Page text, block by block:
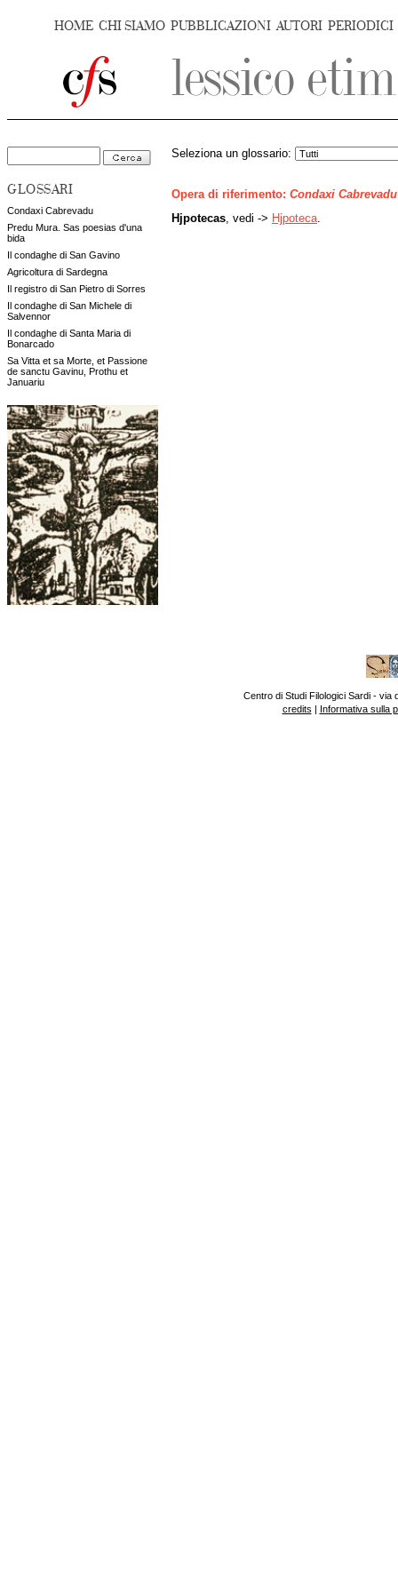
HOME CHI SIAMO PUBBLICAZIONI AUTORI PERIODICI
GLOSSARI
Condaxi Cabrevadu
Predu Mura. Sas poesias d'una
bida
Il condaghe di San Gavino
Agricoltura di Sardegna
Il registro di San Pietro di Sorres
Il condaghe di San Michele di
Salvennor
Il condaghe di Santa Maria di
Bonarcado
Sa Vitta et sa Morte, et Passione
de sanctu Gavinu, Prothu et
Januariu
Seleziona un glossario:
Opera di riferimento: Condaxi Cabrevadu
Hjpotecas , vedi -> Hjpoteca
Centro di Studi Filologici Sardi - via
credits | Informativa sulla